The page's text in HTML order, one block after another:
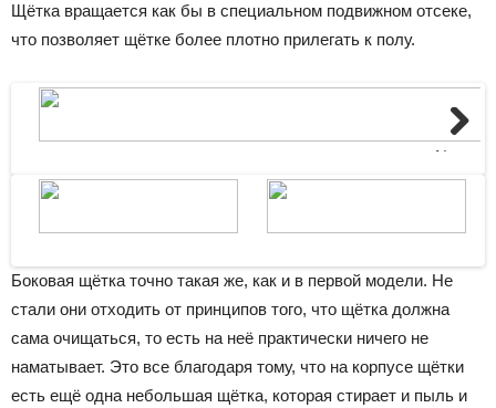
Щётка вращается как бы в специальном подвижном отсеке,
что позволяет щётке более плотно прилегать к полу.
Next
Боковая щётка точно такая же, как и в первой модели. Не
стали они отходить от принципов того, что щётка должна
сама очищаться, то есть на неё практически ничего не
наматывает. Это все благодаря тому, что на корпусе щётки
есть ещё одна небольшая щётка, которая стирает и пыль и